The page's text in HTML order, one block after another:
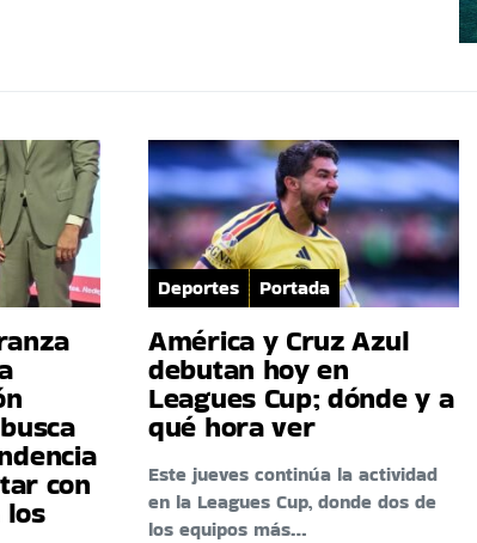
con
los
Deportes Portada
América y Cruz Azul
debutan hoy en
Leagues Cup; dónde y a
qué hora ver
Este jueves continúa la actividad
en la Leagues Cup, donde dos de
los equipos más…